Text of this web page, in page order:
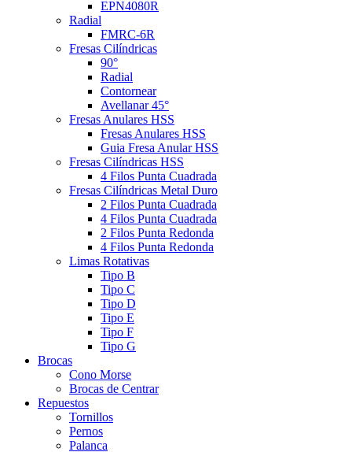
EPN4080R
Radial
FMRC-6R
Fresas Cilíndricas
90°
Radial
Contornear
Avellanar 45°
Fresas Anulares HSS
Fresas Anulares HSS
Guia Fresa Anular HSS
Fresas Cilíndricas HSS
4 Filos Punta Cuadrada
Fresas Cilíndricas Metal Duro
2 Filos Punta Cuadrada
4 Filos Punta Cuadrada
2 Filos Punta Redonda
4 Filos Punta Redonda
Limas Rotativas
Tipo B
Tipo C
Tipo D
Tipo E
Tipo F
Tipo G
Brocas
Cono Morse
Brocas de Centrar
Repuestos
Tornillos
Pernos
Palanca